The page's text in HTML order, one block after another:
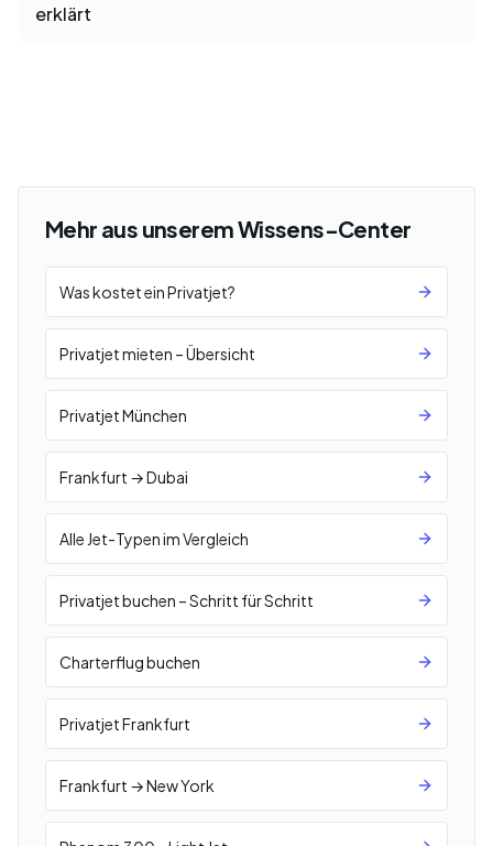
erklärt
Mehr aus unserem Wissens-Center
Was kostet ein Privatjet?
Privatjet mieten – Übersicht
Privatjet München
Frankfurt → Dubai
Alle Jet-Typen im Vergleich
Privatjet buchen – Schritt für Schritt
Charterflug buchen
Privatjet Frankfurt
Frankfurt → New York